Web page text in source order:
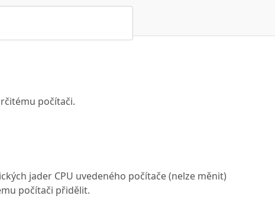
počítači.
jader CPU uvedeného počítače (nelze měnit)
počítači přidělit.